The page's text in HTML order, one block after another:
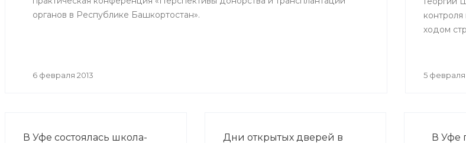
органов в Республике Башкортостан».
6 февраля 2013
ходом
5 февраля
В Уфе состоялась школа-
Дни открытых дверей в
В Уфе